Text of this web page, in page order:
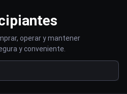
operar y mantener
y conveniente.